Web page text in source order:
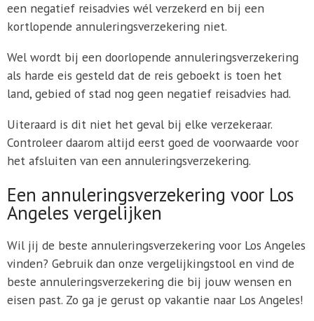
een negatief reisadvies wél verzekerd en bij een
kortlopende annuleringsverzekering niet.
Wel wordt bij een doorlopende annuleringsverzekering
als harde eis gesteld dat de reis geboekt is toen het
land, gebied of stad nog geen negatief reisadvies had.
Uiteraard is dit niet het geval bij elke verzekeraar.
Controleer daarom altijd eerst goed de voorwaarde voor
het afsluiten van een annuleringsverzekering.
Een annuleringsverzekering voor Los
Angeles vergelijken
Wil jij de beste annuleringsverzekering voor Los Angeles
vinden? Gebruik dan onze vergelijkingstool en vind de
beste annuleringsverzekering die bij jouw wensen en
eisen past. Zo ga je gerust op vakantie naar Los Angeles!